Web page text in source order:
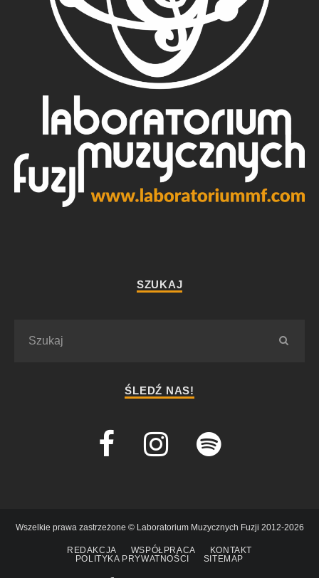
SZUKAJ
ŚLEDŹ NAS!
Wszelkie prawa zastrzeżone © Laboratorium Muzycznych Fuzji 2012-2026
REDAKCJA WSPÓŁPRACA
KONTAKT
POLITYKA PRYWATNOŚCI
SITEMAP